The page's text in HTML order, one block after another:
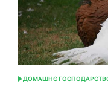
ОПУБЛІКУВАТИ
ДОМАШНЄ